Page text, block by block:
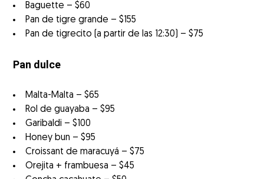
Baguette – $60
Pan de tigre grande – $155
Pan de tigrecito (a partir de las 12:30) – $75
Pan dulce
Malta-Malta – $65
Rol de guayaba – $95
Garibaldi – $100
Honey bun – $95
Croissant de maracuyá – $75
Orejita + frambuesa – $45